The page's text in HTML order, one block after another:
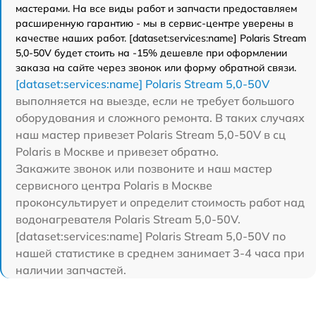
мастерами. На все виды работ и запчасти предоставляем
расширенную гарантию - мы в сервис-центре уверены в
качестве наших работ. [dataset:services:name] Polaris Stream
5,0-50V будет стоить на -15% дешевле при оформлении
заказа на сайте через звонок или форму обратной связи.
[dataset:services:name] Polaris Stream 5,0-50V
выполняется на выезде, если не требует большого
оборудования и сложного ремонта. В таких случаях
наш мастер привезет Polaris Stream 5,0-50V в сц
Polaris в Москве и привезет обратно.
Закажите звонок или позвоните и наш мастер
сервисного центра Polaris в Москве
проконсультирует и определит стоимость работ над
водонагревателя Polaris Stream 5,0-50V.
[dataset:services:name] Polaris Stream 5,0-50V по
нашей статистике в среднем занимает 3-4 часа при
наличии запчастей.